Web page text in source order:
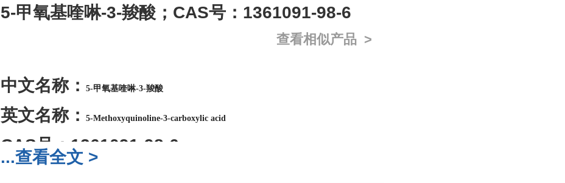
5-甲氧基喹啉-3-羧酸；CAS号：1361091-98-6
查看相似产品 >
中文名称： 5-甲氧基喹啉-3-羧酸
英文名称： 5-Methoxyquinoline-3-carboxylic acid
CAS号： 1361091-98-6
分子式：C11H9NO3
...查看全文 >